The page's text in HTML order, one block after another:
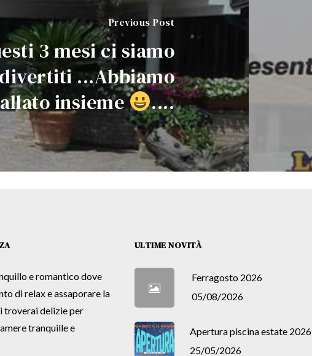
Previous Post
3 mesi ci siamo
...Abbiamo
insieme
....
e romantico dove
di relax e assaporare la
troverai delizie per
tranquille e
ULTIME NOVITÀ
Ferragosto 2026
05/08/2026
Apertura piscina estate 2026
25/05/2026